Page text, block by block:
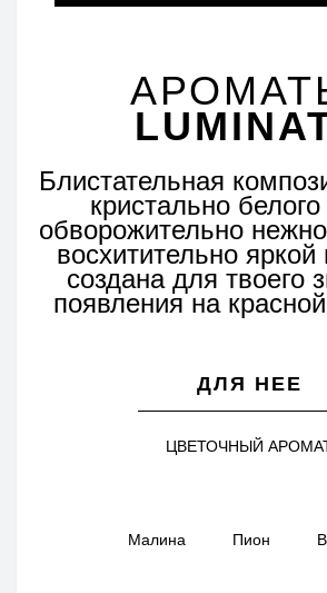
Блистательная
кристально
обворожительно
восхитительно
создана для твоего
появления на
ДЛЯ НЕЕ
ЦВЕТОЧНЫЙ
Малина Пион